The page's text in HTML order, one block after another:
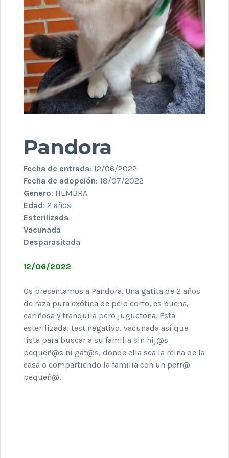
Pandora
Fecha de entrada: 12/06/2022
Fecha de adopción: 18/07/2022
Genero: HEMBRA
Edad: 2 años
Esterilizada
Vacunada
Desparasitada
12/06/2022
Os presentamos a Pandora. Una gatita de 2 años
de raza pura exótica de pelo corto, es buena,
cariñosa y tranquila pero juguetona. Está
esterilizada, test negativo, vacunada así que
lista para buscar a su familia sin hij@s
pequeñ@s ni gat@s, donde ella sea la reina de la
casa o compartiendo la familia con un perr@
pequeñ@.